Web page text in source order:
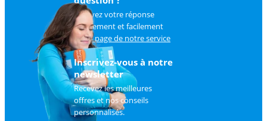
Trouvez votre réponse
rapidement et facilement
surla page de notre service
client.
Inscrivez-vous à notre
newsletter
Recevez les meilleures
offres et nos conseils
personnalisés.